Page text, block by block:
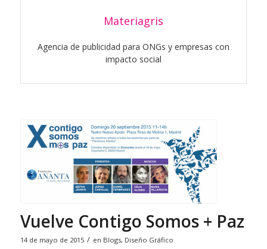
Materiagris
Agencia de publicidad para ONGs y empresas con
impacto social
Vuelve Contigo Somos + Paz
14 de mayo de 2015 / en Blogs, Diseño Gráfico